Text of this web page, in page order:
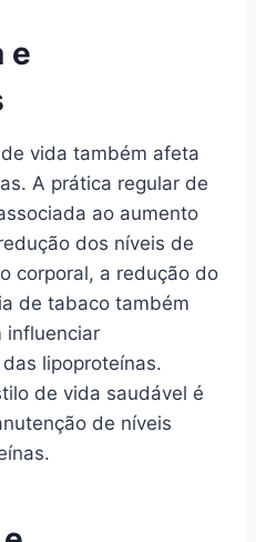
e
vida também afeta
A prática regular de
ao aumento
dos níveis de
corporal, a redução do
de tabaco também
influenciar
lipoproteínas.
de vida saudável é
de níveis